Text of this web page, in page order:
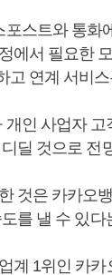
스트와 통화
에서 필요한
고 연계 서비
인 사업자
딜 것으로 전
것은 카카오
를 낼 수 있다
계 1위인 카